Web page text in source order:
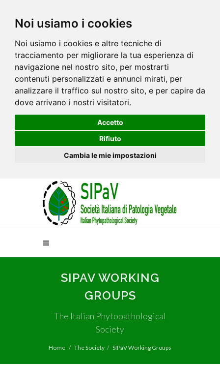
Noi usiamo i cookies
Noi usiamo i cookies e altre tecniche di
tracciamento per migliorare la tua esperienza di
navigazione nel nostro sito, per mostrarti
contenuti personalizzati e annunci mirati, per
analizzare il traffico sul nostro sito, e per capire da
dove arrivano i nostri visitatori.
Accetto
Rifiuto
Cambia le mie impostazioni
SIPAV WORKING
GROUPS
The Italian Phytopathological
Society
Home The Society SIPaV Working Groups